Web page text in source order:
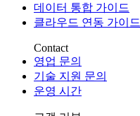
데이터 통합 가이드
클라우드 연동 가이드
Contact
영업 문의
기술 지원 문의
운영 시간